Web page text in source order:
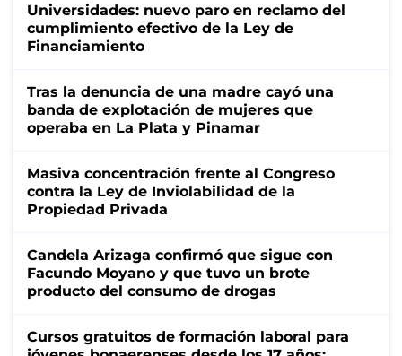
Universidades: nuevo paro en reclamo del
cumplimiento efectivo de la Ley de
Financiamiento
Tras la denuncia de una madre cayó una
banda de explotación de mujeres que
operaba en La Plata y Pinamar
Masiva concentración frente al Congreso
contra la Ley de Inviolabilidad de la
Propiedad Privada
Candela Arizaga confirmó que sigue con
Facundo Moyano y que tuvo un brote
producto del consumo de drogas
Cursos gratuitos de formación laboral para